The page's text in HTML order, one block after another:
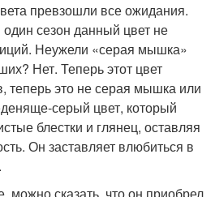
превзошли все ожидания.
сезон данный цвет не
Неужели «серая мышка»
Нет. Теперь этот цвет
теперь это не серая мышка или
серый цвет, который
блестки и глянец, оставляя
Он заставляет влюбиться в